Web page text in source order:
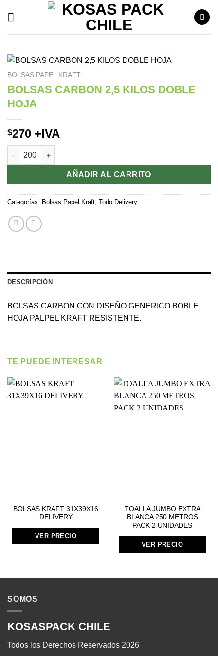
BOLSAS PAPEL KRAFT
BOLSAS CARBON 2,5 KILOS DOBLE
HOJA
$270 +IVA
BOLSAS CARBON 2,5 KILOS DOBLE HOJA cantidad
AÑADIR AL CARRITO
Categorías: Bolsas Papel Kraft Todo Delivery
DESCRIPCIÓN
BOLSAS CARBON CON DISEÑO GENERICO BOBLE
HOJA PALPEL KRAFT RESISTENTE.
TE PUEDE INTERESAR
BOLSAS KRAFT 31X39X16
DELIVERY
VER PRECIO
TOALLA JUMBO EXTRA
BLANCA 250 METROS
PACK 2 UNIDADES
VER PRECIO
SOMOS
KOSASPACK CHILE
Todos los Derechos Reservados 2026